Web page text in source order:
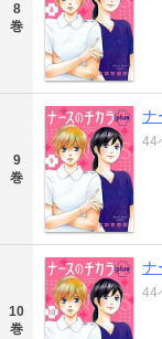
8
巻
9
巻
ナ
44
10
巻
ナ
44